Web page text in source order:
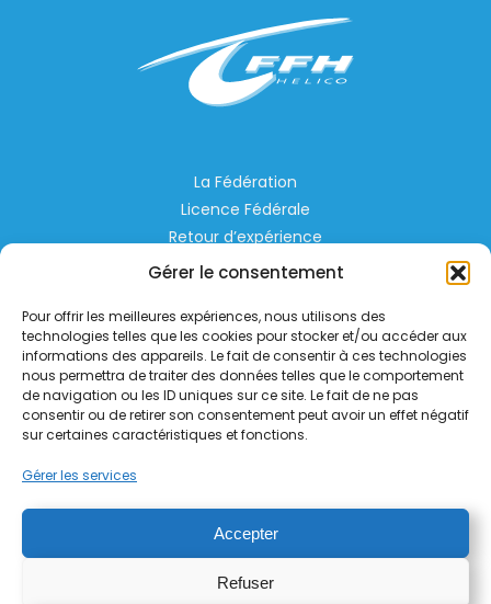
Gérer le consentement
Pour offrir les meilleures expériences, nous utilisons des
technologies telles que les cookies pour stocker et/ou accéder aux
informations des appareils. Le fait de consentir à ces technologies
nous permettra de traiter des données telles que le comportement
de navigation ou les ID uniques sur ce site. Le fait de ne pas
consentir ou de retirer son consentement peut avoir un effet négatif
sur certaines caractéristiques et fonctions.
Gérer les services
Accepter
Refuser
La Fédération
Licence Fédérale
Retour d’expérience
Espace Privé
Liens Utiles
Aérodrome de Lognes Emerainville
77185 LOGNES
contact@helico.org